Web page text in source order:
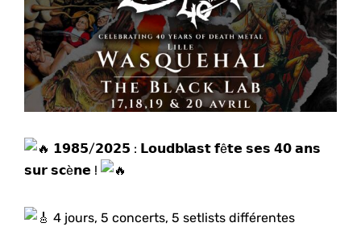
𝟭𝟵𝟴𝟱/𝟮𝟬𝟮𝟱 : 𝗟𝗼𝘂𝗱𝗯𝗹𝗮𝘀𝘁 𝗳ê𝘁𝗲 𝘀𝗲𝘀 𝟰𝟬 𝗮𝗻𝘀
𝘀𝘂𝗿 𝘀𝗰è𝗻𝗲 !
4 jours, 5 concerts, 5 setlists différentes